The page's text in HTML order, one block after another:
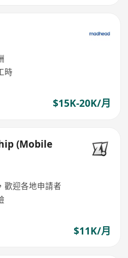
時
$15K-20K/月
(Mobile
歡迎各地申請者
$11K/月